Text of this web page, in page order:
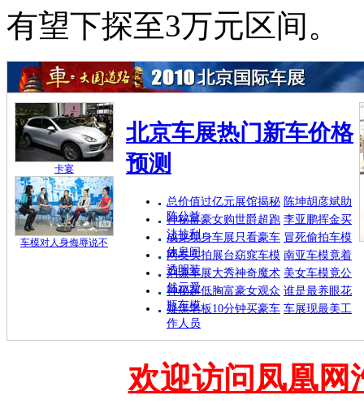
有望下探至3万元区间。
卡宴
车模对人身侮辱说不
北京车展热门新车价格
预测
总价值过亿元展馆揭秘 陈坤胡彦斌助
阵公益
神秘富豪女购世爵超跑 李亚鹏挥金买
法拉利
成龙现身车展只看豪车 冒死偷拍车模
休息间
网友实拍展台窈窕车模 南亚车模竟着
透明装
刘谦车展大秀神奇魔术 美女车模竟公
然示爱
神秘超低胸富豪女观众 谁是最养眼花
瓶车模
疑煤老板10分钟买豪车 车展现最美工
作人员
欢迎访问凤凰网